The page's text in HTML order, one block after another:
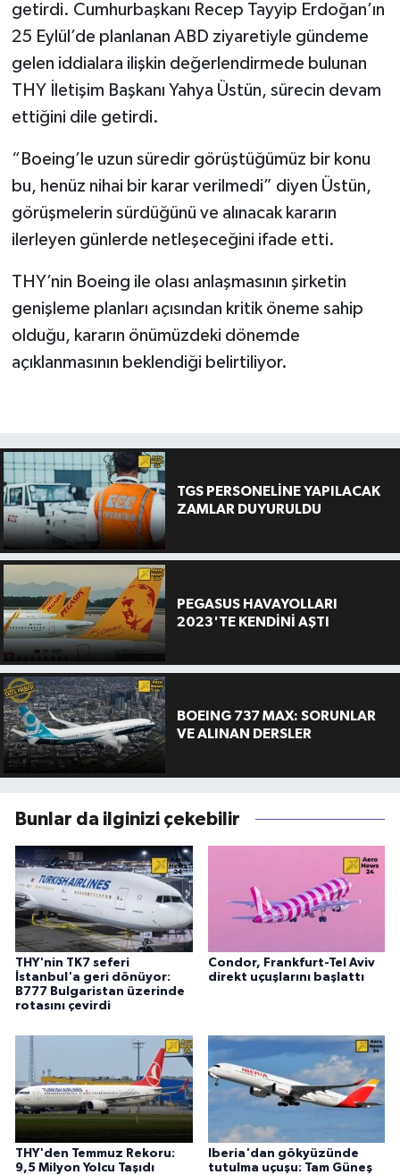
getirdi. Cumhurbaşkanı Recep Tayyip Erdoğan’ın
25 Eylül’de planlanan ABD ziyaretiyle gündeme
gelen iddialara ilişkin değerlendirmede bulunan
THY İletişim Başkanı Yahya Üstün, sürecin devam
ettiğini dile getirdi.
“Boeing’le uzun süredir görüştüğümüz bir konu
bu, henüz nihai bir karar verilmedi” diyen Üstün,
görüşmelerin sürdüğünü ve alınacak kararın
ilerleyen günlerde netleşeceğini ifade etti.
THY’nin Boeing ile olası anlaşmasının şirketin
genişleme planları açısından kritik öneme sahip
olduğu, kararın önümüzdeki dönemde
açıklanmasının beklendiği belirtiliyor.
TGS PERSONELİNE YAPILACAK
ZAMLAR DUYURULDU
PEGASUS HAVAYOLLARI
2023'TE KENDİNİ AŞTI
BOEING 737 MAX: SORUNLAR
VE ALINAN DERSLER
Bunlar da ilginizi çekebilir
THY'nin TK7 seferi
İstanbul'a geri dönüyor:
B777 Bulgaristan üzerinde
rotasını çevirdi
Condor, Frankfurt-Tel Aviv
direkt uçuşlarını başlattı
THY'den Temmuz Rekoru:
9,5 Milyon Yolcu Taşıdı
Iberia'dan gökyüzünde
tutulma uçuşu: Tam Güneş